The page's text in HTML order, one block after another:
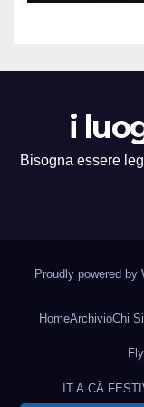
i
Bisogna essere
Proudly powered by
HomeArchivioChi
IT.A.CÀ